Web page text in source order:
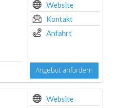
Website
Kontakt
Anfahrt
Angebot anfordern
Website